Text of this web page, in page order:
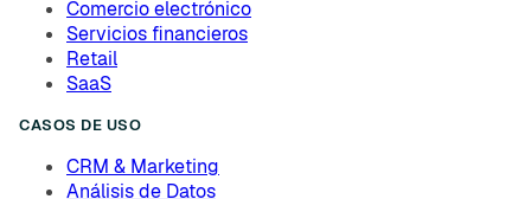
Comercio electrónico
Servicios financieros
Retail
SaaS
CASOS DE USO
CRM & Marketing
Análisis de Datos